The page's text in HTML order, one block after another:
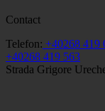
Contact
Telefon: +40268 419
+40268 419 563
Strada Grigore